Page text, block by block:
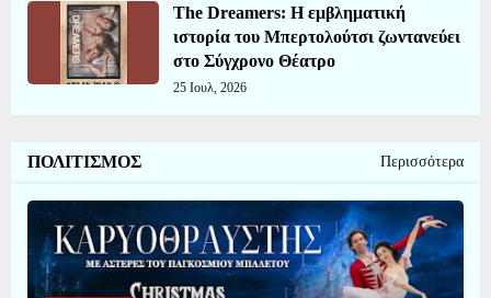
The Dreamers: Η εμβληματική
ιστορία του Μπερτολούτσι ζωντανεύει
στο Σύγχρονο Θέατρο
25 Ιουλ, 2026
ΠΟΛΙΤΙΣΜΟΣ Περισσότερα